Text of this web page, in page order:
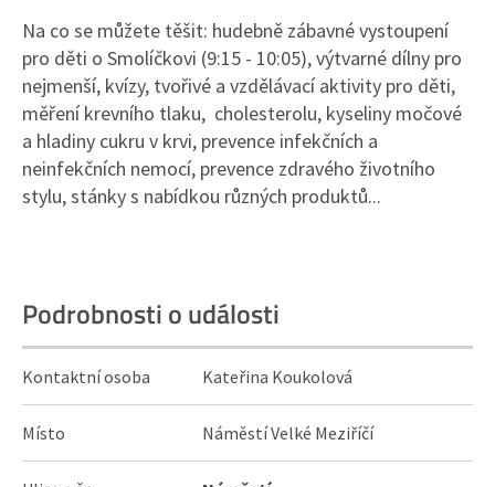
Na co se můžete těšit: hudebně zábavné vystoupení
pro děti o Smolíčkovi (9:15 - 10:05), výtvarné dílny pro
nejmenší, kvízy, tvořivé a vzdělávací aktivity pro děti,
měření krevního tlaku, cholesterolu, kyseliny močové
a hladiny cukru v krvi, prevence infekčních a
neinfekčních nemocí, prevence zdravého životního
stylu, stánky s nabídkou různých produktů...
Podrobnosti o události
Kontaktní osoba Kateřina Koukolová
Místo Náměstí Velké Meziříčí